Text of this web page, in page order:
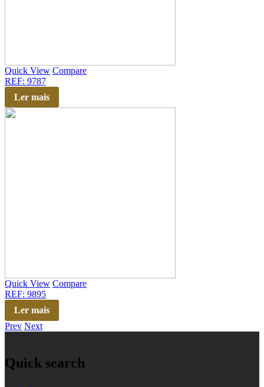
Quick View Compare
REF: 9787
Ler mais
Quick View Compare
REF: 9895
Ler mais
Prev Next
Quick search